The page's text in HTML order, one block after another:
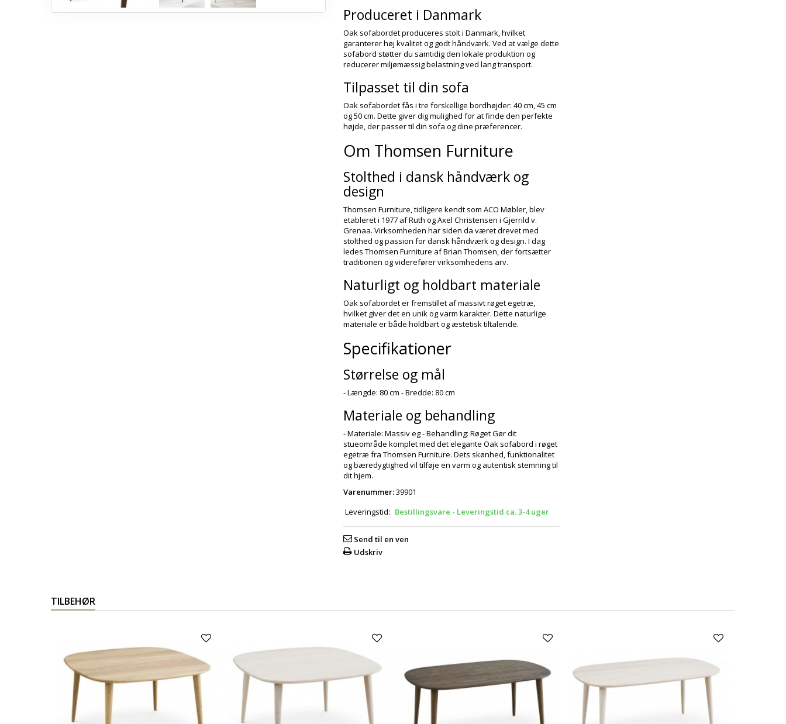
Produceret i Danmark
Oak sofabordet produceres stolt i Danmark, hvilket
garanterer høj kvalitet og godt håndværk. Ved at vælge dette
sofabord støtter du samtidig den lokale produktion og
reducerer miljømæssig belastning ved lang transport.
Tilpasset til din sofa
Oak sofabordet fås i tre forskellige bordhøjder: 40 cm, 45 cm
og 50 cm. Dette giver dig mulighed for at finde den perfekte
højde, der passer til din sofa og dine præferencer.
Om Thomsen Furniture
Stolthed i dansk håndværk og
design
Thomsen Furniture, tidligere kendt som ACO Møbler, blev
etableret i 1977 af Ruth og Axel Christensen i Gjerrild v.
Grenaa. Virksomheden har siden da været drevet med
stolthed og passion for dansk håndværk og design. I dag
ledes Thomsen Furniture af Brian Thomsen, der fortsætter
traditionen og viderefører virksomhedens arv.
Naturligt og holdbart materiale
Oak sofabordet er fremstillet af massivt røget egetræ,
hvilket giver det en unik og varm karakter. Dette naturlige
materiale er både holdbart og æstetisk tiltalende.
Specifikationer
Størrelse og mål
- Længde: 80 cm - Bredde: 80 cm
Materiale og behandling
- Materiale: Massiv eg - Behandling: Røget Gør dit
stueområde komplet med det elegante Oak sofabord i røget
egetræ fra Thomsen Furniture. Dets skønhed, funktionalitet
og bæredygtighed vil tilføje en varm og autentisk stemning til
dit hjem.
Varenummer:39901
Leveringstid: Bestillingsvare - Leveringstid ca. 3-4 uger
Send til en ven
Udskriv
TILBEHØR